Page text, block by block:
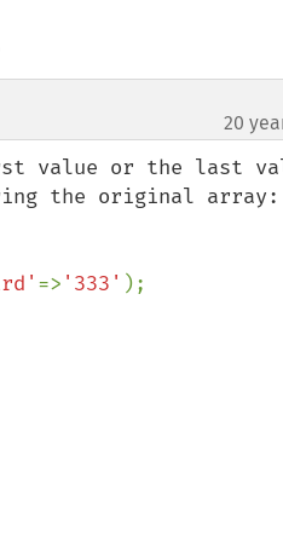
20
value or the last
the original array:
=> '333' );